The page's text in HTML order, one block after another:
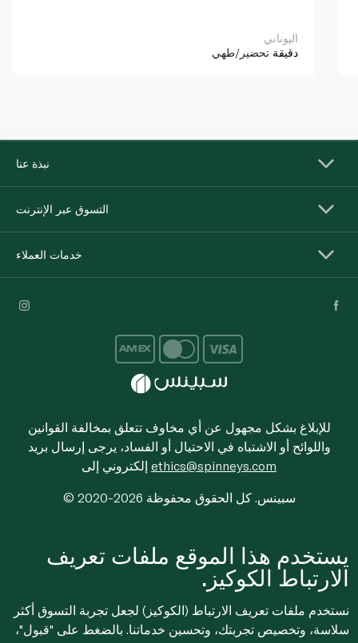
اليوناني
دقيقة تحضير/طهي
نبذة عنا
التسوق عبر الإنترنت
خدمات العملاء
للإبلاغ بشكل مجهول عن أي مخاوف تتعلق بمخالفة القوانين
واللوائح أو الاشتباه في الاحتيال أو الفساد، يرجى إرسال بريد
ethics@spinneys.com
© 2020-2026 سبينس. كل الحقوق محفوظة
يستخدم هذا الموقع ملفات تعريف
الارتباط الكوكيز.
نستخدم ملفات تعريف الارتباط (الكوكيز) لجعل تجربة التسوق أكثر
سلاسة، وتخصيص تجربتك، وتحسين خدماتنا. بالضغط على "قبول"،